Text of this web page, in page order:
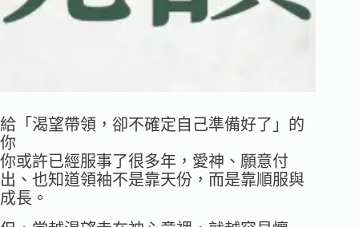
給「渴望帶領，卻不確定自己準備好了」的
你
你或許已經服事了很多年，愛神、願意付
出、也知道領袖不是靠天份，而是靠順服與
成長。